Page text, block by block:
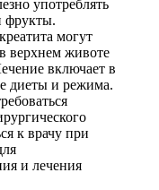
употреблять
фрукты.
могут
верхнем животе
включает в
диеты и режима.
к врачу при
и лечения